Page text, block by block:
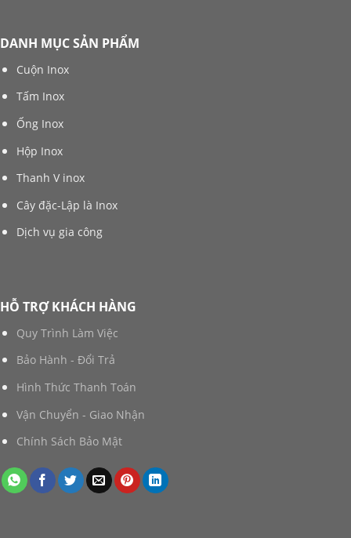
DANH MỤC SẢN PHẨM
Cuộn Inox
Tấm Inox
Ống Inox
Hộp Inox
Thanh V inox
Cây đặc-Lập là Inox
Dịch vụ gia công
HỖ TRỢ KHÁCH HÀNG
Quy Trình Làm Việc
Bảo Hành - Đổi Trả
Hình Thức Thanh Toán
Vận Chuyển - Giao Nhận
Chính Sách Bảo Mật